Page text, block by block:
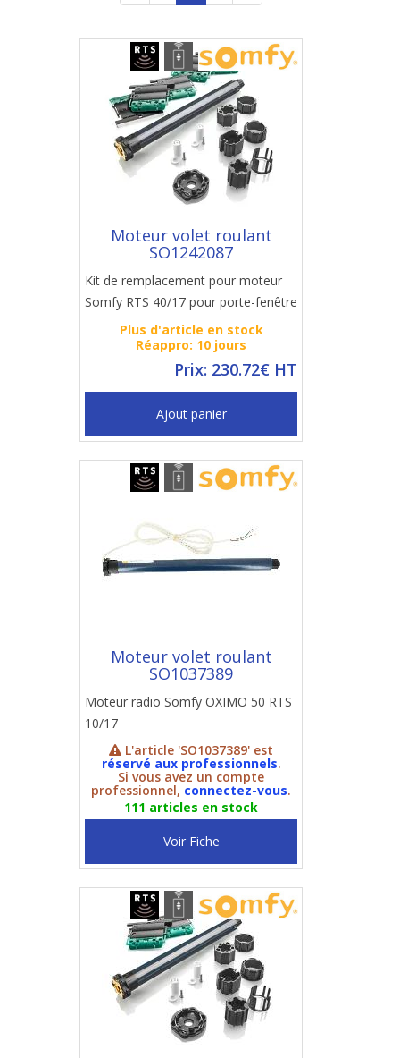
Moteur volet roulant
SO1242087
Kit de remplacement pour moteur
Somfy RTS 40/17 pour porte-fenêtre
Plus d'article en stock
Réappro: 10 jours
Prix: 230.72€ HT
Ajout panier
Moteur volet roulant
SO1037389
Moteur radio Somfy OXIMO 50 RTS
10/17
L'article 'SO1037389' est
réservé aux professionnels.
Si vous avez un compte
professionnel, connectez-vous.
111 articles en stock
Voir Fiche